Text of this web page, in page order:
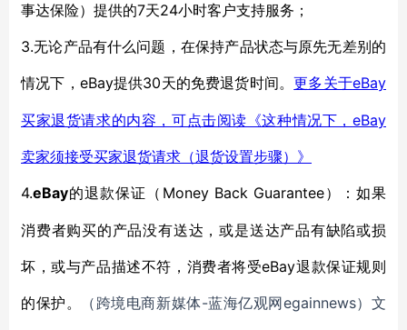
事达保险）提供的7天24小时客户支持服务；
3.无论产品有什么问题，在保持产品状态与原先无差别的
情况下，eBay提供30天的免费退货时间。更多关于eBay
买家退货请求的内容，可点击阅读《这种情况下，eBay
卖家须接受买家退货请求（退货设置步骤）》
4.eBay的退款保证（ Money Back Guarantee）：如果
消费者购买的产品没有送达，或是送达产品有缺陷或损
坏，或与产品描述不符，消费者将受eBay退款保证规则
的保护。 （跨境电商新媒体-蓝海亿观网egainnews）文